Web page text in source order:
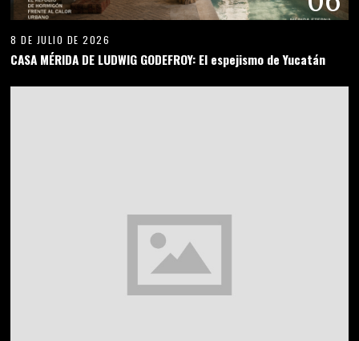
8 DE JULIO DE 2026
CASA MÉRIDA DE LUDWIG GODEFROY: El espejismo de Yucatán